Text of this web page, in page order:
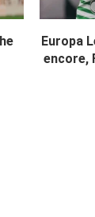
Europa
encore,